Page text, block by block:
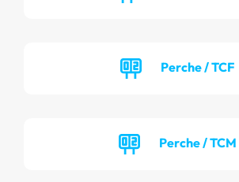
Perche / TCF
Perche / TCM